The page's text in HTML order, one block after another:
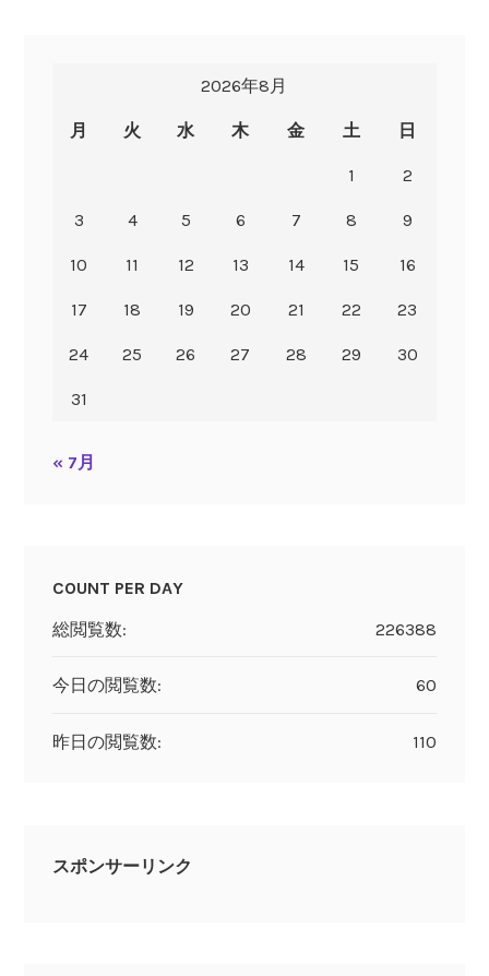
2026年8月
月 火 水 木 金 土 日
1 2
3 4 5 6 7 8 9
10 11 12 13 14 15 16
17 18 19 20 21 22 23
24 25 26 27 28 29 30
31
« 7月
COUNT PER DAY
226388
総閲覧数:
60
今日の閲覧数:
110
昨日の閲覧数:
スポンサーリンク